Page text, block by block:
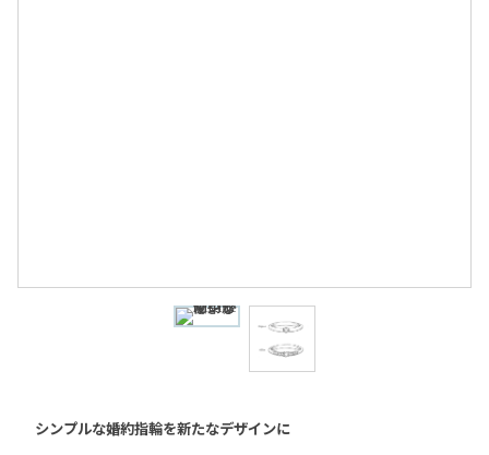
シンプルな婚約指輪を新たなデザインに